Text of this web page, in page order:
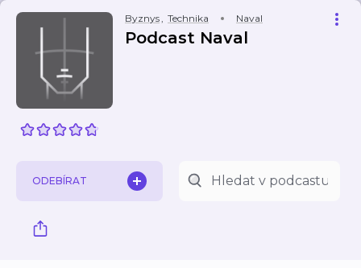
Byznys, Technika Naval
Podcast Naval
ODEBÍRAT